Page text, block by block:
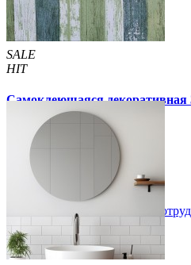
SALE
HIT
Самоклеющаяся декоративная
дерево 700x700x5мм
105 грн /шт
Купить